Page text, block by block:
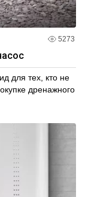
5273
для тех, кто не
дренажного